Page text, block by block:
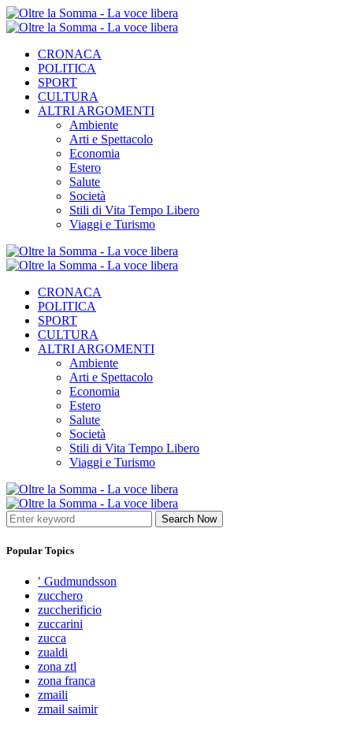
CRONACA
POLITICA
SPORT
CULTURA
ALTRI ARGOMENTI
Ambiente
Arti e Spettacolo
Economia
Estero
Salute
Società
Stili di Vita Tempo Libero
Viaggi e Turismo
CRONACA
POLITICA
SPORT
CULTURA
ALTRI ARGOMENTI
Ambiente
Arti e Spettacolo
Economia
Estero
Salute
Società
Stili di Vita Tempo Libero
Viaggi e Turismo
Search Now
Popular Topics
′ Gudmundsson
zucchero
zuccherificio
zuccarini
zucca
zualdi
zona ztl
zona franca
zmaili
zmail saimir